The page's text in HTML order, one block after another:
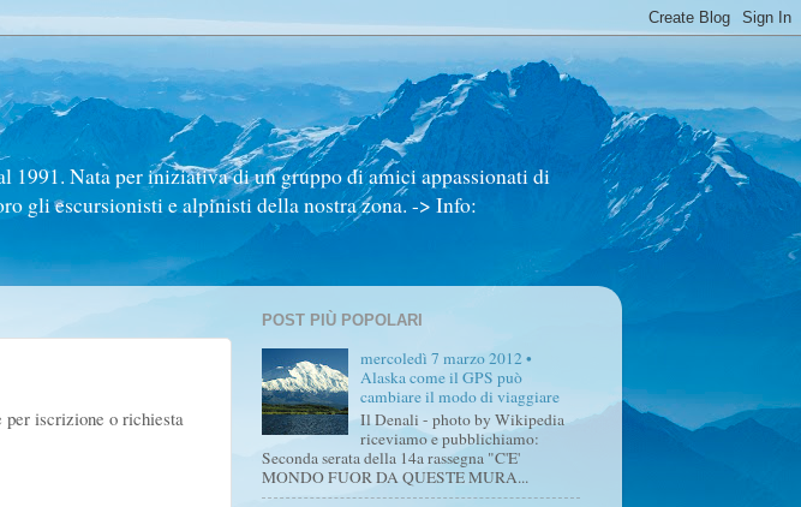
1991. Nata per iniziativa di un gruppo di amici appassionati di
gli escursionisti e alpinisti della nostra zona. -> Info:
iscrizione o richiesta
POST PIÙ POPOLARI
mercoledì 7 marzo 2012 •
Alaska come il GPS può
cambiare il modo di viaggiare
Il Denali - photo by Wikipedia
riceviamo e pubblichiamo:
Seconda serata della 14a rassegna "C'E'
MONDO FUOR DA QUESTE MURA...